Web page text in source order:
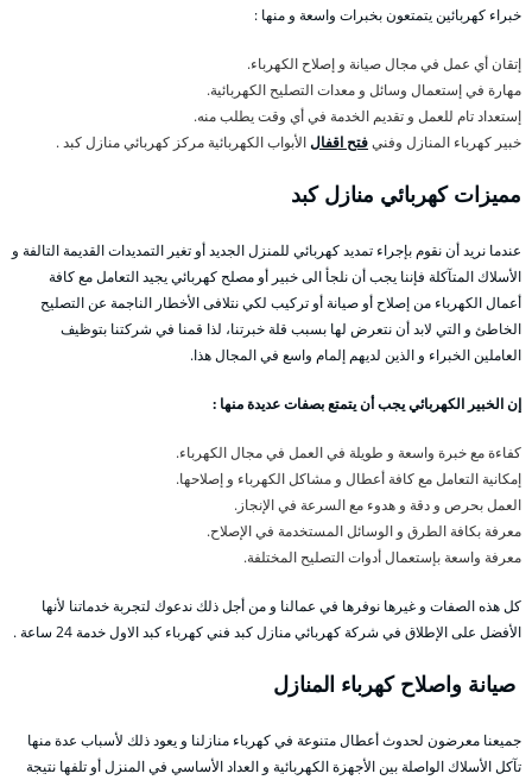
خبراء كهربائين يتمتعون بخبرات واسعة و منها :
إتقان أي عمل في مجال صيانة و إصلاح الكهرباء.
مهارة في إستعمال وسائل و معدات التصليح الكهربائية.
إستعداد تام للعمل و تقديم الخدمة في أي وقت يطلب منه.
خبير كهرباء المنازل وفنيفتح اقفالالأبواب الكهربائية مركز كهربائي منازل كبد .
مميزات كهربائي منازل كبد
عندما نريد أن نقوم بإجراء تمديد كهربائي للمنزل الجديد أو تغير التمديدات القديمة التالفة و
الأسلاك المتآكلة فإننا يجب أن نلجأ الى خبير أو مصلح كهربائي يجيد التعامل مع كافة
أعمال الكهرباء من إصلاح أو صيانة أو تركيب لكي نتلافى الأخطار الناجمة عن التصليح
الخاطئ و التي لابد أن نتعرض لها بسبب قلة خبرتنا، لذا قمنا في شركتنا بتوظيف
العاملين الخبراء و الذين لديهم إلمام واسع في المجال هذا.
إن الخبير الكهربائي يجب أن يتمتع بصفات عديدة منها :
كفاءة مع خبرة واسعة و طويلة في العمل في مجال الكهرباء.
إمكانية التعامل مع كافة أعطال و مشاكل الكهرباء و إصلاحها.
العمل بحرص و دقة و هدوء مع السرعة في الإنجاز.
معرفة بكافة الطرق و الوسائل المستخدمة في الإصلاح.
معرفة واسعة بإستعمال أدوات التصليح المختلفة.
كل هذه الصفات و غيرها نوفرها في عمالنا و من أجل ذلك ندعوك لتجربة خدماتنا لأنها
الأفضل على الإطلاق في شركة كهربائي منازل كبد فني كهرباء كبد الاول خدمة 24 ساعة .
صيانة واصلاح كهرباء المنازل
جميعنا معرضون لحدوث أعطال متنوعة في كهرباء منازلنا و يعود ذلك لأسباب عدة منها
تآكل الأسلاك الواصلة بين الأجهزة الكهربائية و العداد الأساسي في المنزل أو تلفها نتيجة